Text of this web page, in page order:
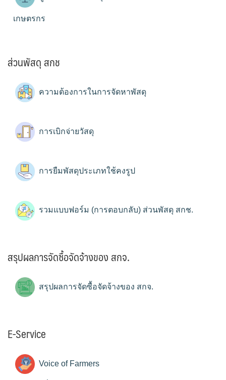
เกษตรกร
ส่วนพัสดุ สกช
ความต้องการในการจัดหาพัสดุ
การเบิกจ่ายวัสดุ
การยืมพัสดุประเภทใช้คงรูป
รวมแบบฟอร์ม (การตอบกลับ) ส่วนพัสดุ สกช.
สรุปผลการจัดซื้อจัดจ้างของ สกจ.
สรุปผลการจัดซื้อจัดจ้างของ สกจ.
E-Service
Voice of Farmers